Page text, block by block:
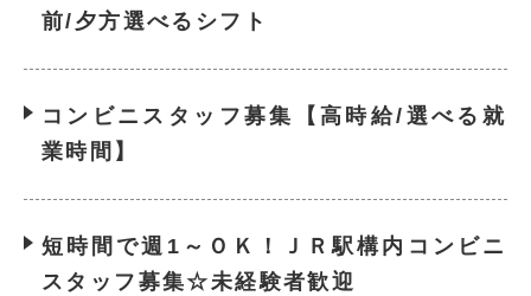
前/夕方選べるシフト
コンビニスタッフ募集【高時給/選べる就
業時間】
短時間で週1～ＯＫ！ＪＲ駅構内コンビニ
スタッフ募集☆未経験者歓迎